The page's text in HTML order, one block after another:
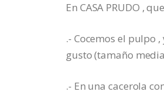
En CASA PRUDO ,
.- Cocemos el pulpo
gusto (tamaño
.- En una cacerola